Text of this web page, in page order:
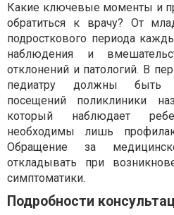
Какие ключевые моменты и
обратиться к врачу? От
подросткового периода
наблюдения и
отклонений и патологий. В
педиатру должны быть
посещений поликлиники
который наблюдает
необходимы лишь
Обращение за
откладывать при
симптоматики.
Подробности